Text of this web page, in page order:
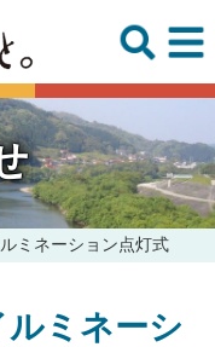
ミネーション点灯式
ミネーシ